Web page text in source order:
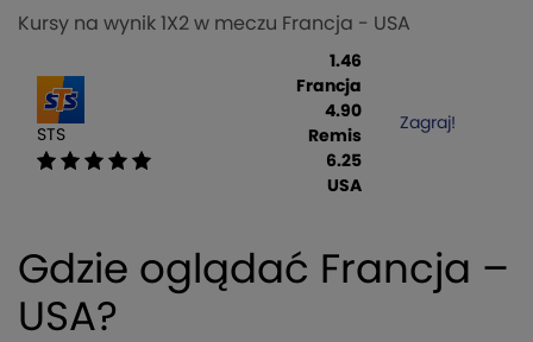
Kursy na wynik 1X2 w meczu Francja - USA
STS
1.46
Francja
4.90
Remis
6.25
USA
Zagraj!
Gdzie oglądać Francja –
USA?